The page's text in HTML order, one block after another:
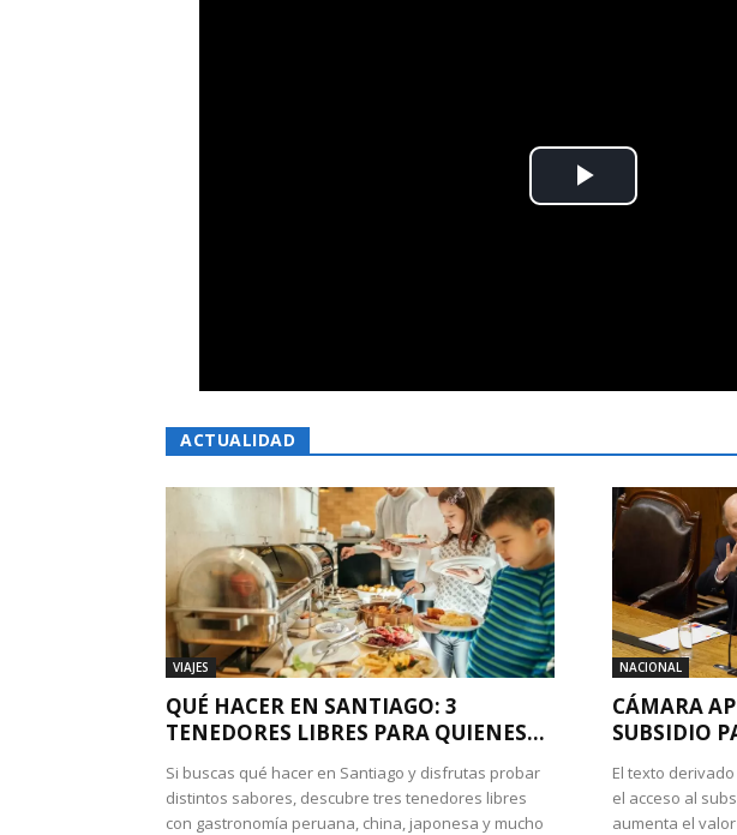
ACTUALIDAD
VIAJES
QUÉ HACER EN SANTIAGO: 3
TENEDORES LIBRES PARA QUIENES...
Si buscas qué hacer en Santiago y disfrutas probar
distintos sabores, descubre tres tenedores libres
con gastronomía peruana, china, japonesa y mucho
NACIONAL
CÁMARA
SUBSIDIO
El texto
el acceso al
aumenta el